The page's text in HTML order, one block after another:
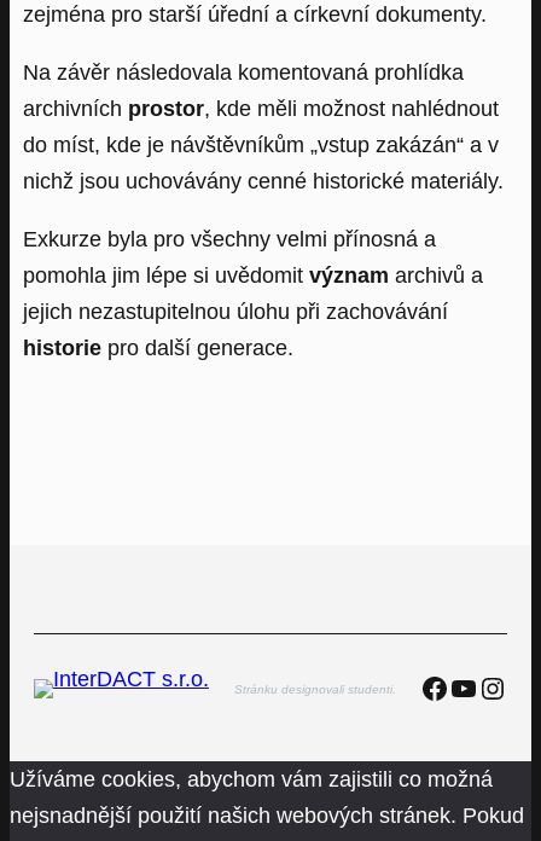
zejména pro starší úřední a církevní dokumenty.
Na závěr následovala komentovaná prohlídka
archivních prostor, kde měli možnost nahlédnout
do míst, kde je návštěvníkům „vstup zakázán“ a v
nichž jsou uchovávány cenné historické materiály.
Exkurze byla pro všechny velmi přínosná a
pomohla jim lépe si uvědomit význam archivů a
jejich nezastupitelnou úlohu při zachovávání
historiepro další generace.
Stránku designovali studenti.
Užíváme cookies, abychom vám zajistili co možná
nejsnadnější použití našich webových stránek. Pokud